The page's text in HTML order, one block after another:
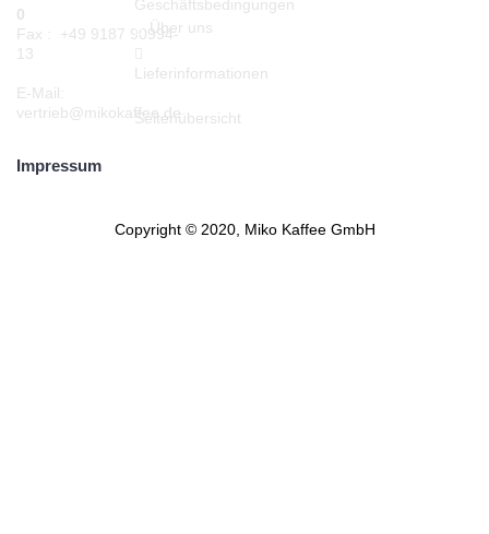
0
Fax : +49 9187 90994-
13
E-Mail:
vertrieb@mikokaffee.de
Geschäftsbedingungen
Über uns
Lieferinformationen
Seitenübersicht
Impressum
Copyright © 2020, Miko Kaffee GmbH